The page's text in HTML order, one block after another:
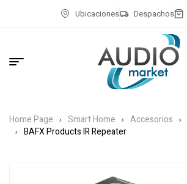
Ubicaciones Despachos
Home Page Smart Home Accesorios
BAFX Products IR Repeater